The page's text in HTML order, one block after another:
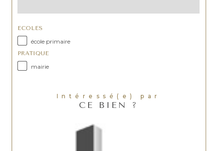
ECOLES
école primaire
PRATIQUE
mairie
Intéressé(e) par
CE BIEN ?